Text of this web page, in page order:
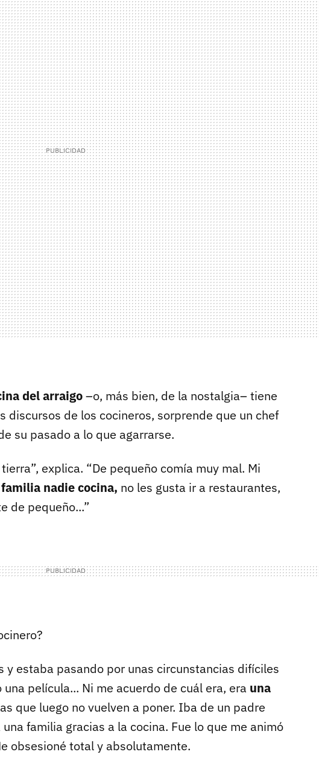
del arraigo–o, más bien, de la nostalgia– tiene
discursos de los cocineros, sorprende que un chef
su pasado a lo que agarrarse.
explica. “De pequeño comía muy mal. Mi
nadie cocina, no les gusta ir a restaurantes,
de pequeño...”
y estaba pasando por unas circunstancias difíciles
película... Ni me acuerdo de cuál era, era una
que luego no vuelven a poner. Iba de un padre
familia gracias a la cocina. Fue lo que me animó
obsesioné total y absolutamente.